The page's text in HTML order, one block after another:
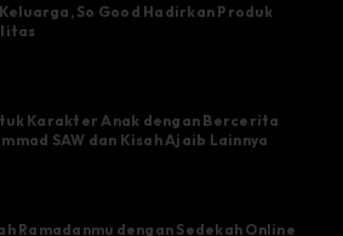
So Good Hadirkan Produk
Karakter Anak dengan Bercerita
SAW dan Kisah Ajaib Lainnya
Ramadanmu dengan Sedekah Online